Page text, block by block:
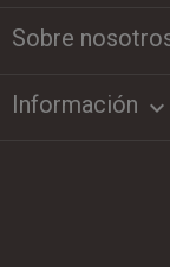
Sobre
Información 